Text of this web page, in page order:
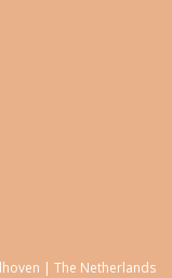
| The Netherlands